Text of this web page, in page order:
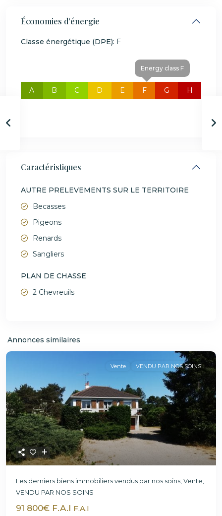
Économies d'énergie
Classe énergétique (DPE): F
A B C D E
Energy class F
F G H
Caractéristiques
AUTRE PRELEVEMENTS SUR LE TERRITOIRE
Becasses
Pigeons
Renards
Sangliers
PLAN DE CHASSE
2 Chevreuils
Annonces similaires
Vente VENDU PAR NOS SOINS
Les derniers biens immobiliers vendus par nos soins Vente
VENDU PAR NOS SOINS
91 800€ F.A.I F.A.I